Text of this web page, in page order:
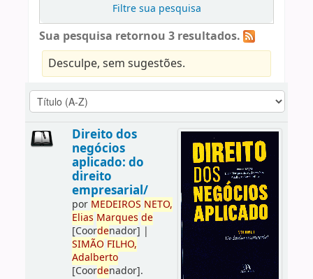
Filtre sua pesquisa
Sua pesquisa retornou 3 resultados.
Desculpe, sem sugestões.
Direito dos
negócios
aplicado: do
direito
empresarial/
por MEDEIROS NETO,
Elias Marques de
[Coordenador] |
SIMÃO FILHO,
Adalberto
[Coordenador].